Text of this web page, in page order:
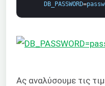
DB_PASSWORD=
Ας αναλύσουμε τις